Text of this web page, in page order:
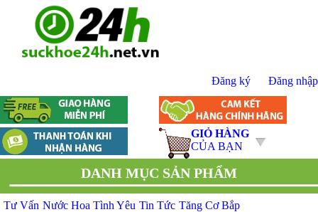
Đăng ký Đăng nhập
GIỎ HÀNG
CỦA BẠN
DANH MỤC SẢN PHẨM
Tư Vấn Nước Hoa Tình Yêu Tin Tức Tăng Cơ Bắp